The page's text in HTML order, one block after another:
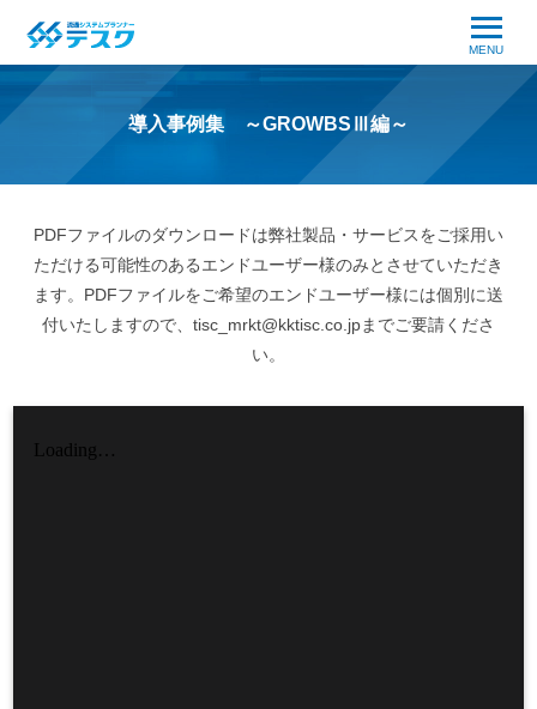
MENU
導入事例集 ～GROWBSⅢ編～
PDFファイルのダウンロードは弊社製品・サービスをご採用い
ただける可能性のあるエンドユーザー様のみとさせていただき
ます。 PDFファイルをご希望のエンドユーザー様には個別に送
付いたしますので、 tisc_mrkt@kktisc.co.jpまでご要請くださ
い。